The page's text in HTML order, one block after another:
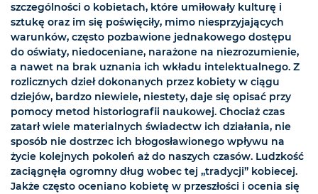
szczególności o kobietach, które umiłowały kulturę i
sztukę oraz im się poświęciły, mimo niesprzyjających
warunków, często pozbawione jednakowego dostępu
do oświaty, niedoceniane, narażone na niezrozumienie,
a nawet na brak uznania ich wkładu intelektualnego. Z
rozlicznych dzieł dokonanych przez kobiety w ciągu
dziejów, bardzo niewiele, niestety, daje się opisać przy
pomocy metod historiografii naukowej. Chociaż czas
zatarł wiele materialnych świadectw ich działania, nie
sposób nie dostrzec ich błogosławionego wpływu na
życie kolejnych pokoleń aż do naszych czasów. Ludzkość
zaciągnęła ogromny dług wobec tej „tradycji” kobiecej.
Jakże często oceniano kobietę w przeszłości i ocenia się